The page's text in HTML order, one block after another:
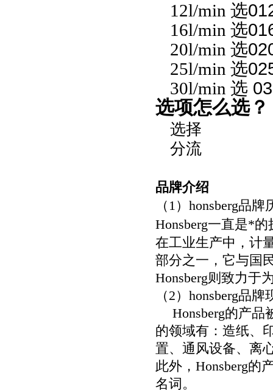
12l/min 选
16l/min 选
20l/min 选
25l/min 选
30l/min 选
选项怎么选？
选择
分流
品牌介绍
（ 1） honsberg品牌
Honsberg一直是*的
在工业生产中，计
部分之一，它与国
Honsberg则致力于
（2） honsberg品牌
Honsberg的产品
的领域有：造纸、
置、通风设备、离
此外， Honsberg的
名词。